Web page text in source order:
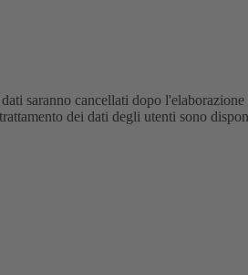
saranno cancellati dopo
dei dati degli utenti sono